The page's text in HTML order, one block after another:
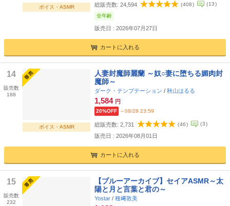
ボイス・ASMR 総販売数: 24,594 (408) (13)
全年齢
販売日 : 2026年07月27日
カートに入れる
14
販売数
188
ボイス・ASMR
人妻封魔師麗蘭 ～奴○妻に堕ちる媚肉封
魔師～
ダーク・テンプテーション / 秋山はるる
1,584 円
20%OFF ～08/28 23:59
総販売数: 2,731 (46) (3)
販売日 : 2026年08月01日
カートに入れる
15
販売数
232
【ブルーアーカイブ】セイアASMR～太
陽と月と言葉と君の～
Yostar / 種﨑敦美